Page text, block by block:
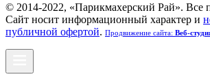
© 2014-2022, «Парикмахерский Рай». Все
Cайт носит информационный характер и
публичной офертой. Продвижение сайта: Веб-